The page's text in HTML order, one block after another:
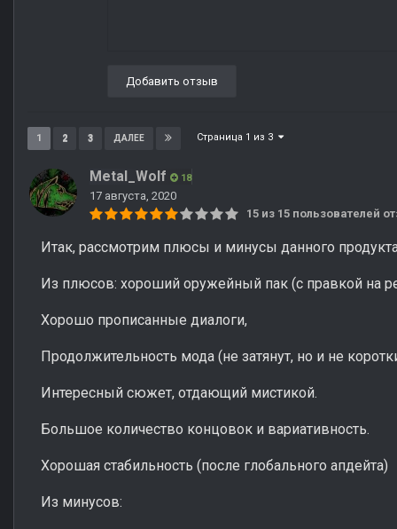
Добавить отзыв
1 2 3 ДАЛЕЕ Страница 1 из 3
Metal_Wolf 18
17 августа, 2020
15 из 15 пользователей
Итак, рассмотрим плюсы и минусы данного
Из плюсов: хороший оружейный пак (с правкой на
Хорошо прописанные диалоги,
Продолжительность мода (не затянут, но и не
Интересный сюжет, отдающий мистикой.
Большое количество концовок и вариативность.
Хорошая стабильность (после глобального апдейта)
Из минусов: